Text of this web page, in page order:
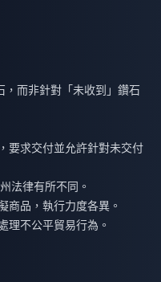
，而非針對「未收到」鑽石
要求交付並允許針對未交付
法律有所不同。
商品，執行力度各異。
理不公平貿易行為。